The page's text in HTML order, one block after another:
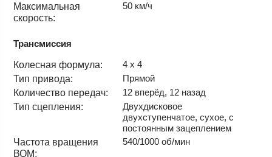
Максимальная
скорость:
50 км/ч
Трансмиссия
Колесная формула:
4 x 4
Тип привода:
Прямой
Количество передач:
12 вперёд, 12 назад
Тип сцепления:
Двухдисковое
двухступенчатое, сухое, с
постоянным зацеплением
Частота вращения
ВОМ:
540/1000 об/мин